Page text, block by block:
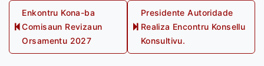
Post
navigation
Previous
post:
Enkontru Kona-ba
Comisaun Revizaun
Orsamentu 2027
Next
Presidente Autoridade
Realiza Encontru Konsellu
Konsultivu.